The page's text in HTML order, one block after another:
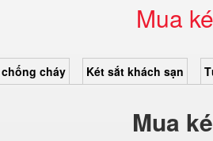
Mua
cháy Két sắt khách sạn
Mua